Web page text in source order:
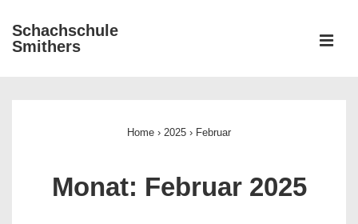
Zum
Inhalt
Schachschule
Smithers
Home › 2025 › Februar
Monat: Februar 2025